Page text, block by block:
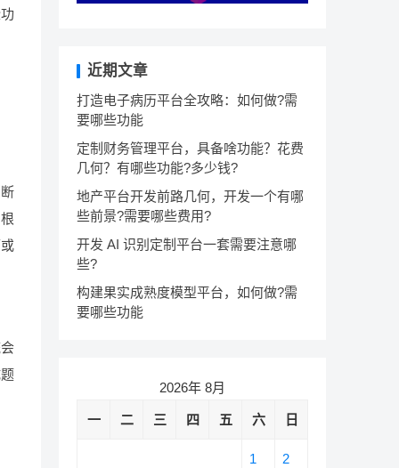
近期文章
打造电子病历平台全攻略：如何做?需
要哪些功能
定制财务管理平台，具备啥功能？花费
几何？有哪些功能?多少钱?
地产平台开发前路几何，开发一个有哪
些前景?需要哪些费用?
开发 AI 识别定制平台一套需要注意哪
些?
构建果实成熟度模型平台，如何做?需
要哪些功能
2026年 8月
一 二 三 四 五 六 日
1 2